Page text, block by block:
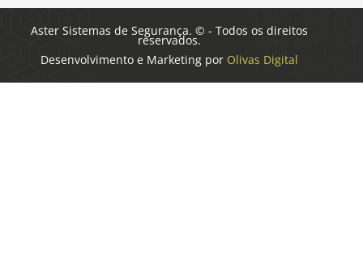
Aster Sistemas de Segurança. © - Todos os direitos
reservados.
Desenvolvimento e Marketing por Olivas Digital